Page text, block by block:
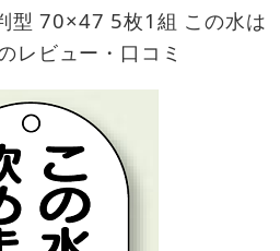
型 70×47 5枚1組 この水は
レビュー・口コミ